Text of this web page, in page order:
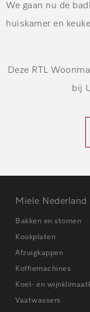
We gaan nu de
huiskamer en
Deze RTL
bij
Miele Nederland
Bakken en stomen
Kookplaten
Afzuigkappen
Koffiemachines
Koel- en
Vaatwassers